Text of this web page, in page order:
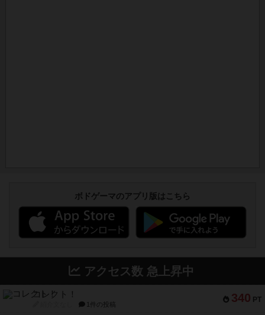
ボドゲーマのアプリ版はこちら
アクセス数 急上昇中
340 PT
コレクト！
1件の投稿